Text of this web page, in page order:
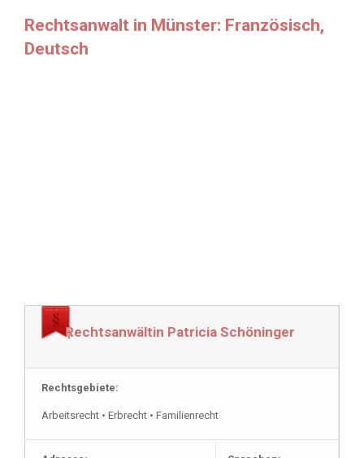
Rechtsanwälte: Türkisch
Rechtsanwalt in Münster: Französisch,
Deutsch
Rechtsanwältin Patricia Schöninger
Rechtsgebiete:
Arbeitsrecht • Erbrecht • Familienrecht